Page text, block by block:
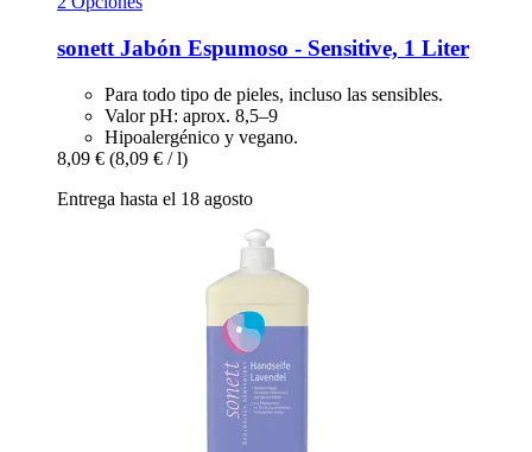
sonett Jabón Espumoso -​ Sensitive, 1 Liter
Para todo tipo de pieles, incluso las sensibles.
Valor pH: aprox. 8,5–9
Hipoalergénico y vegano.
8,09 € (8,09 € / l)
Entrega hasta el 18 agosto